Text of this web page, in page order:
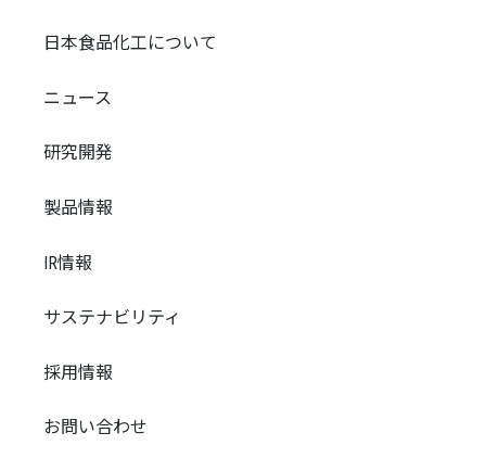
日本食品化工について
ニュース
研究開発
製品情報
IR情報
サステナビリティ
採用情報
お問い合わせ